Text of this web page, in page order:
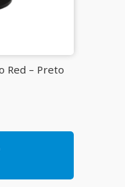
Red – Preto